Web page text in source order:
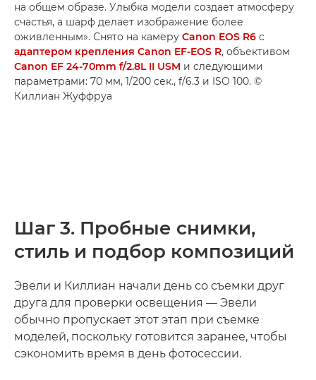
на общем образе. Улыбка модели создает атмосферу
счастья, а шарф делает изображение более
оживленным». Снято на камеру Canon EOS R6 с
адаптером крепления Canon EF-EOS R, объективом
Canon EF 24-70mm f/2.8L II USM и следующими
параметрами: 70 мм, 1/200 сек., f/6.3 и ISO 100. ©
Киллиан Жуффруа
Шаг 3. Пробные снимки,
стиль и подбор композиций
Эвели и Киллиан начали день со съемки друг
друга для проверки освещения — Эвели
обычно пропускает этот этап при съемке
моделей, поскольку готовится заранее, чтобы
сэкономить время в день фотосессии.